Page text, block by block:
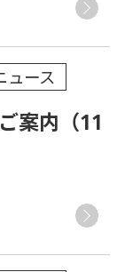
ュース
案内（11